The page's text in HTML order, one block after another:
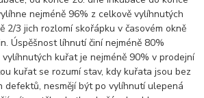
nejméně 96% z celkově vylíhnutých
2/3 jich rozlomí skořápku v časovém okně
Úspěšnost líhnutí činí nejméně 80%
kuřat je nejméně 90% v prodejní
kuřat se rozumí stav, kdy kuřata jsou bez
defektů, nesmějí být po vylíhnutí ulepená